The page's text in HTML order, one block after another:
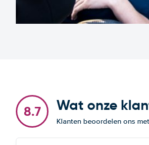
8.7 Wat onze
Klanten beoordelen ons